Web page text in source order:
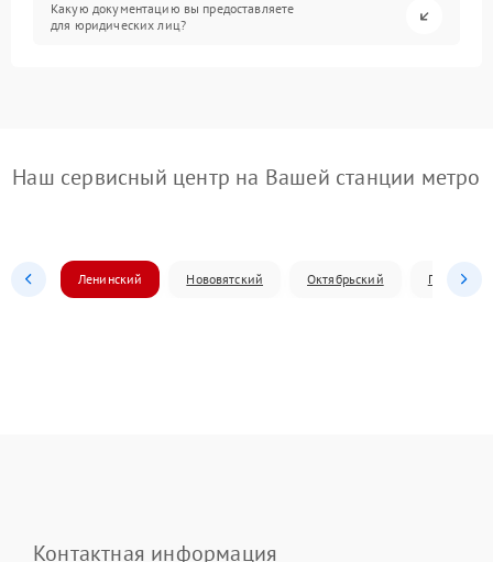
Какую документацию вы предоставляете
для юридических лиц?
Наш сервисный центр на Вашей станции метро
Ленинский Нововятский Октябрьский
Контактная информация